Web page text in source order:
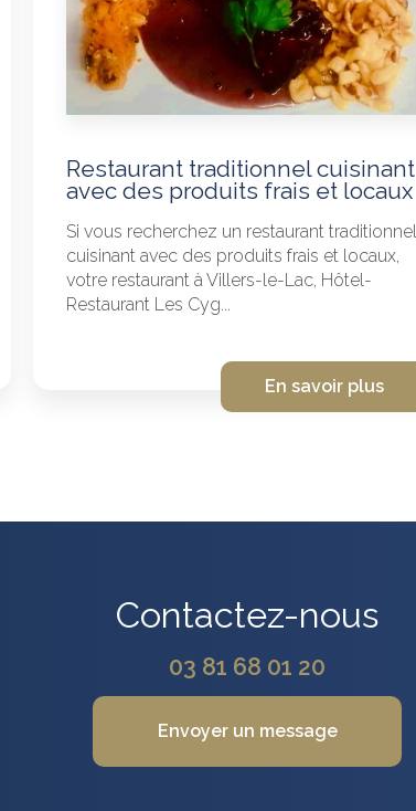
Restaurant traditionnel cuisinant
avec des produits frais et locaux
Si vous recherchez un restaurant traditionnel
cuisinant avec des produits frais et locaux,
votre restaurant à Villers-le-Lac, Hôtel-
Restaurant Les Cyg...
En savoir plus
Contactez-nous
03 81 68 01 20
Envoyer un message